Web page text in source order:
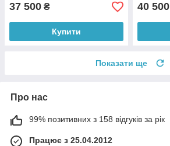
37 500 ₴
Купити
40 500
Показати ще
Про нас
99% позитивних з 158 відгуків за рік
Працює з 25.04.2012